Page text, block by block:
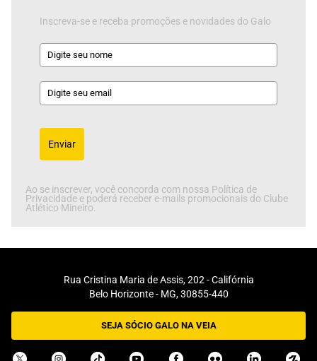
Inscreva-se e receba promoções e novidades do Galo
Enviar
Ao se inscrever, você concorda com nossa Política de
Privacidade e poderá receber e-mails promocionais do Clube
Atlético Mineiro.
Rua Cristina Maria de Assis, 202 - Califórnia
Belo Horizonte - MG, 30855-440
SEJA SÓCIO GALO NA VEIA